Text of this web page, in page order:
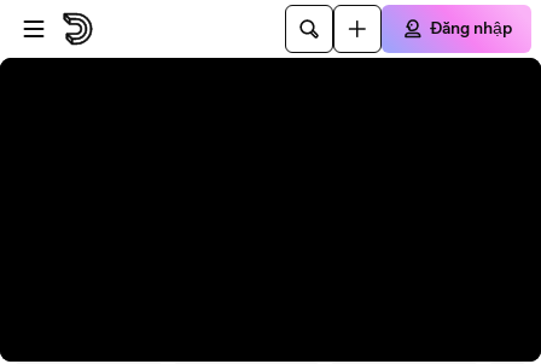
Đi đến trình phát
Đi đến nội dung chính
Đăng nhập